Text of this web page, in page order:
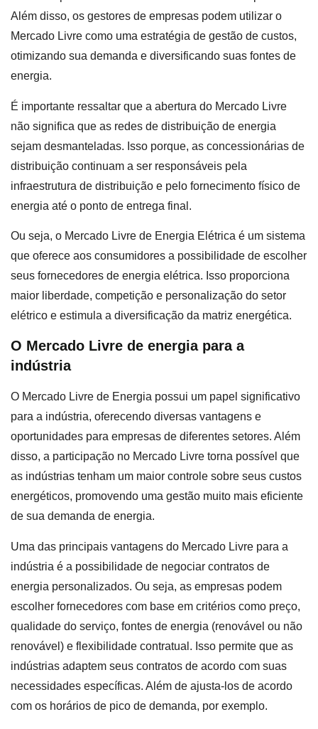
Além disso, os gestores de empresas podem utilizar o
Mercado Livre como uma estratégia de gestão de custos,
otimizando sua demanda e diversificando suas fontes de
energia.
É importante ressaltar que a abertura do Mercado Livre
não significa que as redes de distribuição de energia
sejam desmanteladas. Isso porque, as concessionárias de
distribuição continuam a ser responsáveis pela
infraestrutura de distribuição e pelo fornecimento físico de
energia até o ponto de entrega final.
Ou seja, o Mercado Livre de Energia Elétrica é um sistema
que oferece aos consumidores a possibilidade de escolher
seus fornecedores de energia elétrica. Isso proporciona
maior liberdade, competição e personalização do setor
elétrico e estimula a diversificação da matriz energética.
O Mercado Livre de energia para a
indústria
O Mercado Livre de Energia possui um papel significativo
para a indústria, oferecendo diversas vantagens e
oportunidades para empresas de diferentes setores. Além
disso, a participação no Mercado Livre torna possível que
as indústrias tenham um maior controle sobre seus custos
energéticos, promovendo uma gestão muito mais eficiente
de sua demanda de energia.
Uma das principais vantagens do Mercado Livre para a
indústria é a possibilidade de negociar contratos de
energia personalizados. Ou seja, as empresas podem
escolher fornecedores com base em critérios como preço,
qualidade do serviço, fontes de energia (renovável ou não
renovável) e flexibilidade contratual. Isso permite que as
indústrias adaptem seus contratos de acordo com suas
necessidades específicas. Além de ajusta-los de acordo
com os horários de pico de demanda, por exemplo.